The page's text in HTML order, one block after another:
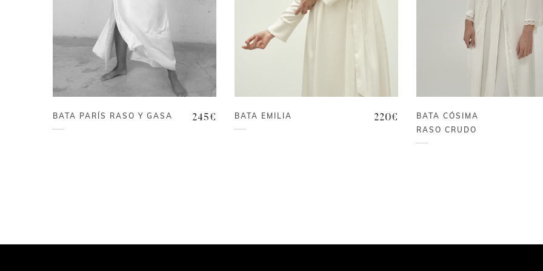
BATA PARÍS RASO Y GASA 245€ BATA EMILIA 220€
BATA CÓSIMA
RASO CRUDO